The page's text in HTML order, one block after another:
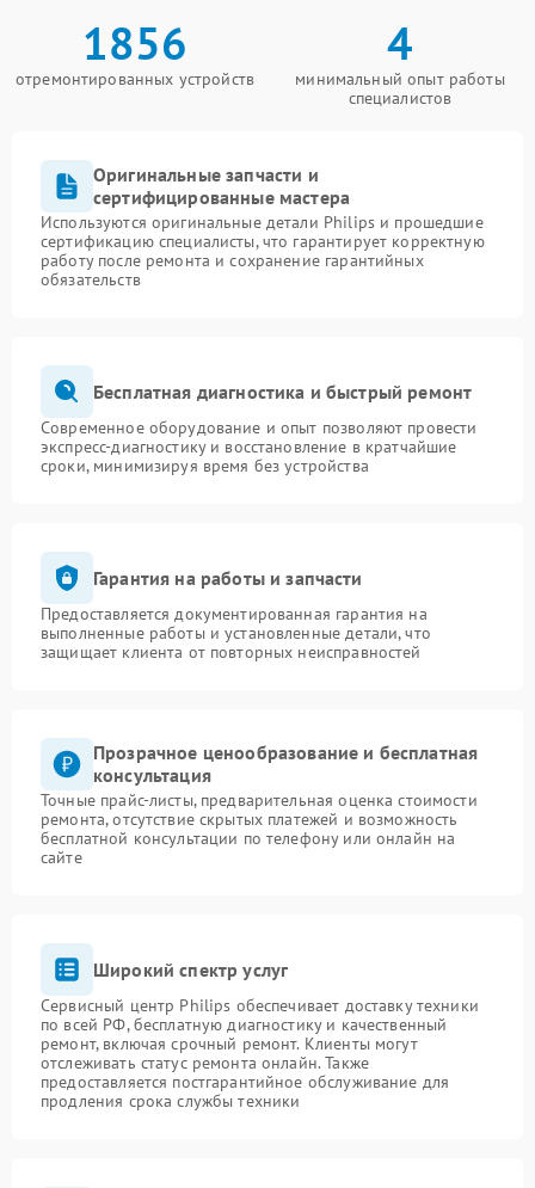
1856
отремонтированных устройств
4
минимальный опыт работы
специалистов
Оригинальные запчасти и
сертифицированные мастера
Используются оригинальные детали Philips и прошедшие
сертификацию специалисты, что гарантирует корректную
работу после ремонта и сохранение гарантийных
обязательств
Бесплатная диагностика и быстрый ремонт
Современное оборудование и опыт позволяют провести
экспресс-диагностику и восстановление в кратчайшие
сроки, минимизируя время без устройства
Гарантия на работы и запчасти
Предоставляется документированная гарантия на
выполненные работы и установленные детали, что
защищает клиента от повторных неисправностей
Прозрачное ценообразование и бесплатная
консультация
Точные прайс-листы, предварительная оценка стоимости
ремонта, отсутствие скрытых платежей и возможность
бесплатной консультации по телефону или онлайн на
сайте
Широкий спектр услуг
Сервисный центр Philips обеспечивает доставку техники
по всей РФ, бесплатную диагностику и качественный
ремонт, включая срочный ремонт. Клиенты могут
отслеживать статус ремонта онлайн. Также
предоставляется постгарантийное обслуживание для
продления срока службы техники